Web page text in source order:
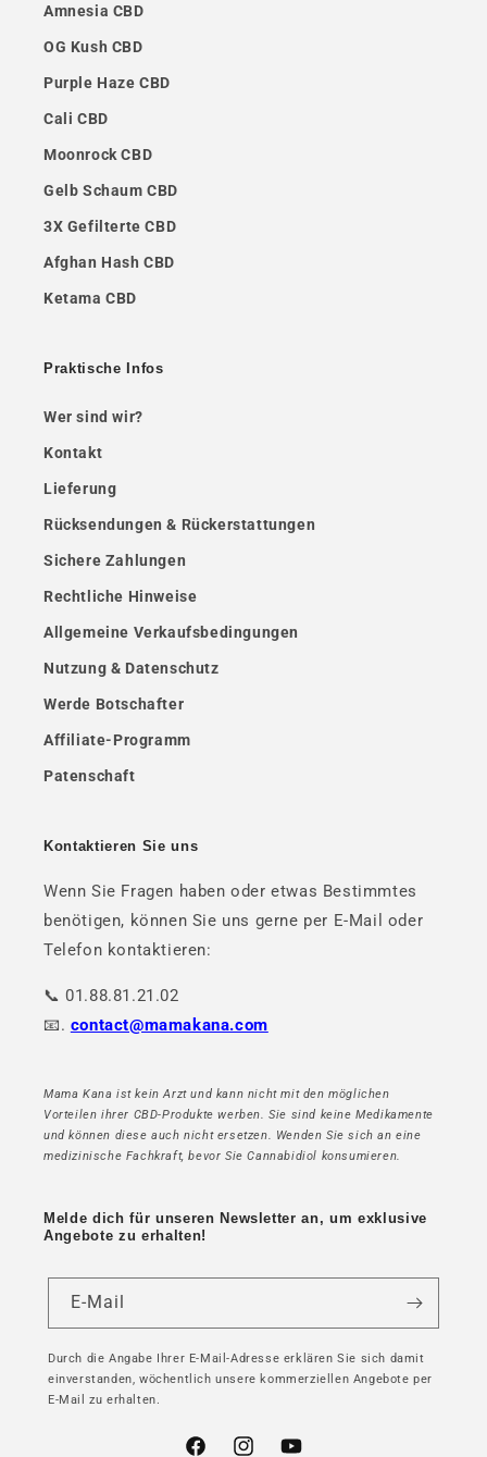
Amnesia CBD
OG Kush CBD
Purple Haze CBD
Cali CBD
Moonrock CBD
Gelb Schaum CBD
3X Gefilterte CBD
Afghan Hash CBD
Ketama CBD
Praktische Infos
Wer sind wir?
Kontakt
Lieferung
Rücksendungen & Rückerstattungen
Sichere Zahlungen
Rechtliche Hinweise
Allgemeine Verkaufsbedingungen
Nutzung & Datenschutz
Werde Botschafter
Affiliate-Programm
Patenschaft
Kontaktieren Sie uns
Wenn Sie Fragen haben oder etwas Bestimmtes
benötigen, können Sie uns gerne per E-Mail oder
Telefon kontaktieren:
📞 01.88.81.21.02
📧. contact@mamakana.com
Mama Kana ist kein Arzt und kann nicht mit den möglichen
Vorteilen ihrer CBD-Produkte werben. Sie sind keine Medikamente
und können diese auch nicht ersetzen. Wenden Sie sich an eine
medizinische Fachkraft, bevor Sie Cannabidiol konsumieren.
Melde dich für unseren Newsletter an, um exklusive
Angebote zu erhalten!
E-Mail
Durch die Angabe Ihrer E-Mail-Adresse erklären Sie sich damit
einverstanden, wöchentlich unsere kommerziellen Angebote per
E-Mail zu erhalten.